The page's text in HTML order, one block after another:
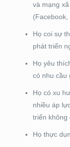
và mạng
Họ coi sự
phát triển
Họ yêu
có nhu cầu
Họ có xu
nhiều áp
triển không
Họ thực